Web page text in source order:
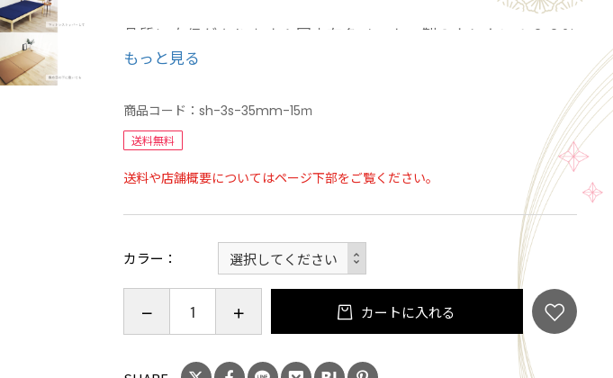
品質に自信があります！国内有名メーカー製のウレタン１００％
を使用。加工も国内で丁寧に行い、そのままお客様のところへダ
イレクトに発送します。無駄なコストを省き、こんなにお安くで
きました！
張り生地：ポリエステル１００％ 中材：ウレタンフォーム
加工地：日本
【商品サイズ】
約幅９７×全長２０１×高さ３５cm シングルサイズ
重さ：ウレタンフォーム＝約１．２ｋｇ
【その他】
もっと見る
商品コード：sh-3s-35mm-15ｍ
送料無料
送料や店舗概要についてはページ下部をご覧ください。
カラー
カートに入れる